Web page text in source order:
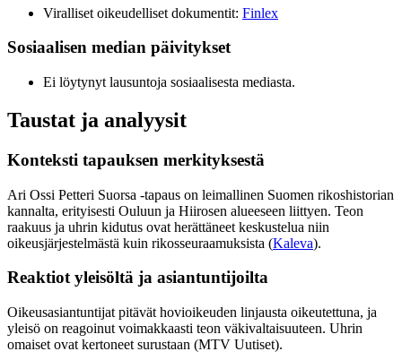
Viralliset oikeudelliset dokumentit: Finlex
Sosiaalisen median päivitykset
Ei löytynyt lausuntoja sosiaalisesta mediasta.
Taustat ja analyysit
Konteksti tapauksen merkityksestä
Ari Ossi Petteri Suorsa -tapaus on leimallinen Suomen rikoshistorian
kannalta, erityisesti Ouluun ja Hiirosen alueeseen liittyen. Teon
raakuus ja uhrin kidutus ovat herättäneet keskustelua niin
oikeusjärjestelmästä kuin rikosseuraamuksista (Kaleva).
Reaktiot yleisöltä ja asiantuntijoilta
Oikeusasiantuntijat pitävät hovioikeuden linjausta oikeutettuna, ja
yleisö on reagoinut voimakkaasti teon väkivaltaisuuteen. Uhrin
omaiset ovat kertoneet surustaan (MTV Uutiset).